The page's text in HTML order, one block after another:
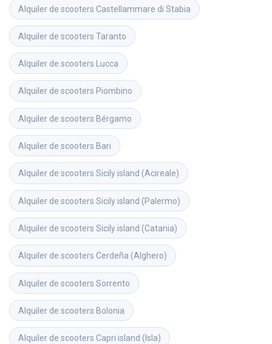
Alquiler de scooters Castellammare di Stabia
Alquiler de scooters Taranto
Alquiler de scooters Lucca
Alquiler de scooters Piombino
Alquiler de scooters Bérgamo
Alquiler de scooters Bari
Alquiler de scooters Sicily island (Acireale)
Alquiler de scooters Sicily island (Palermo)
Alquiler de scooters Sicily island (Catania)
Alquiler de scooters Cerdeña (Alghero)
Alquiler de scooters Sorrento
Alquiler de scooters Bolonia
Alquiler de scooters Capri island (Isla)